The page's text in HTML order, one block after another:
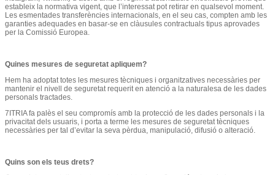
estableix la normativa vigent, que l’interessat pot retirar en qualsevol moment.
Les esmentades transferències internacionals, en el seu cas, compten amb les
garanties adequades en basar-se en clàusules contractuals tipus aprovades
per la Comissió Europea.
Quines mesures de seguretat apliquem?
Hem ha adoptat totes les mesures tècniques i organitzatives necessàries per
mantenir el nivell de seguretat requerit en atenció a la naturalesa de les dades
personals tractades.
7ITRIA fa palès el seu compromís amb la protecció de les dades personals i la
privacitat dels usuaris, i porta a terme les mesures de seguretat tècniques
necessàries per tal d’evitar la seva pèrdua, manipulació, difusió o alteració.
Quins son els teus drets?